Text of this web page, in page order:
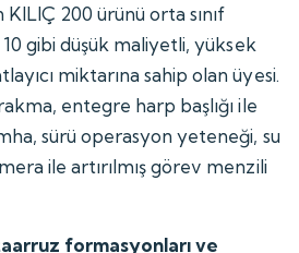
200 ürünü orta sınıf
gibi düşük maliyetli, yüksek
miktarına sahip olan üyesi.
entegre harp başlığı ile
sürü operasyon yeteneği, su
ile artırılmış görev menzili
formasyonları ve